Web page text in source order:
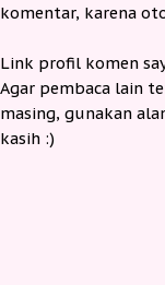
komentar, karena
Link profil komen
Agar pembaca lain
masing, gunakan
kasih :)